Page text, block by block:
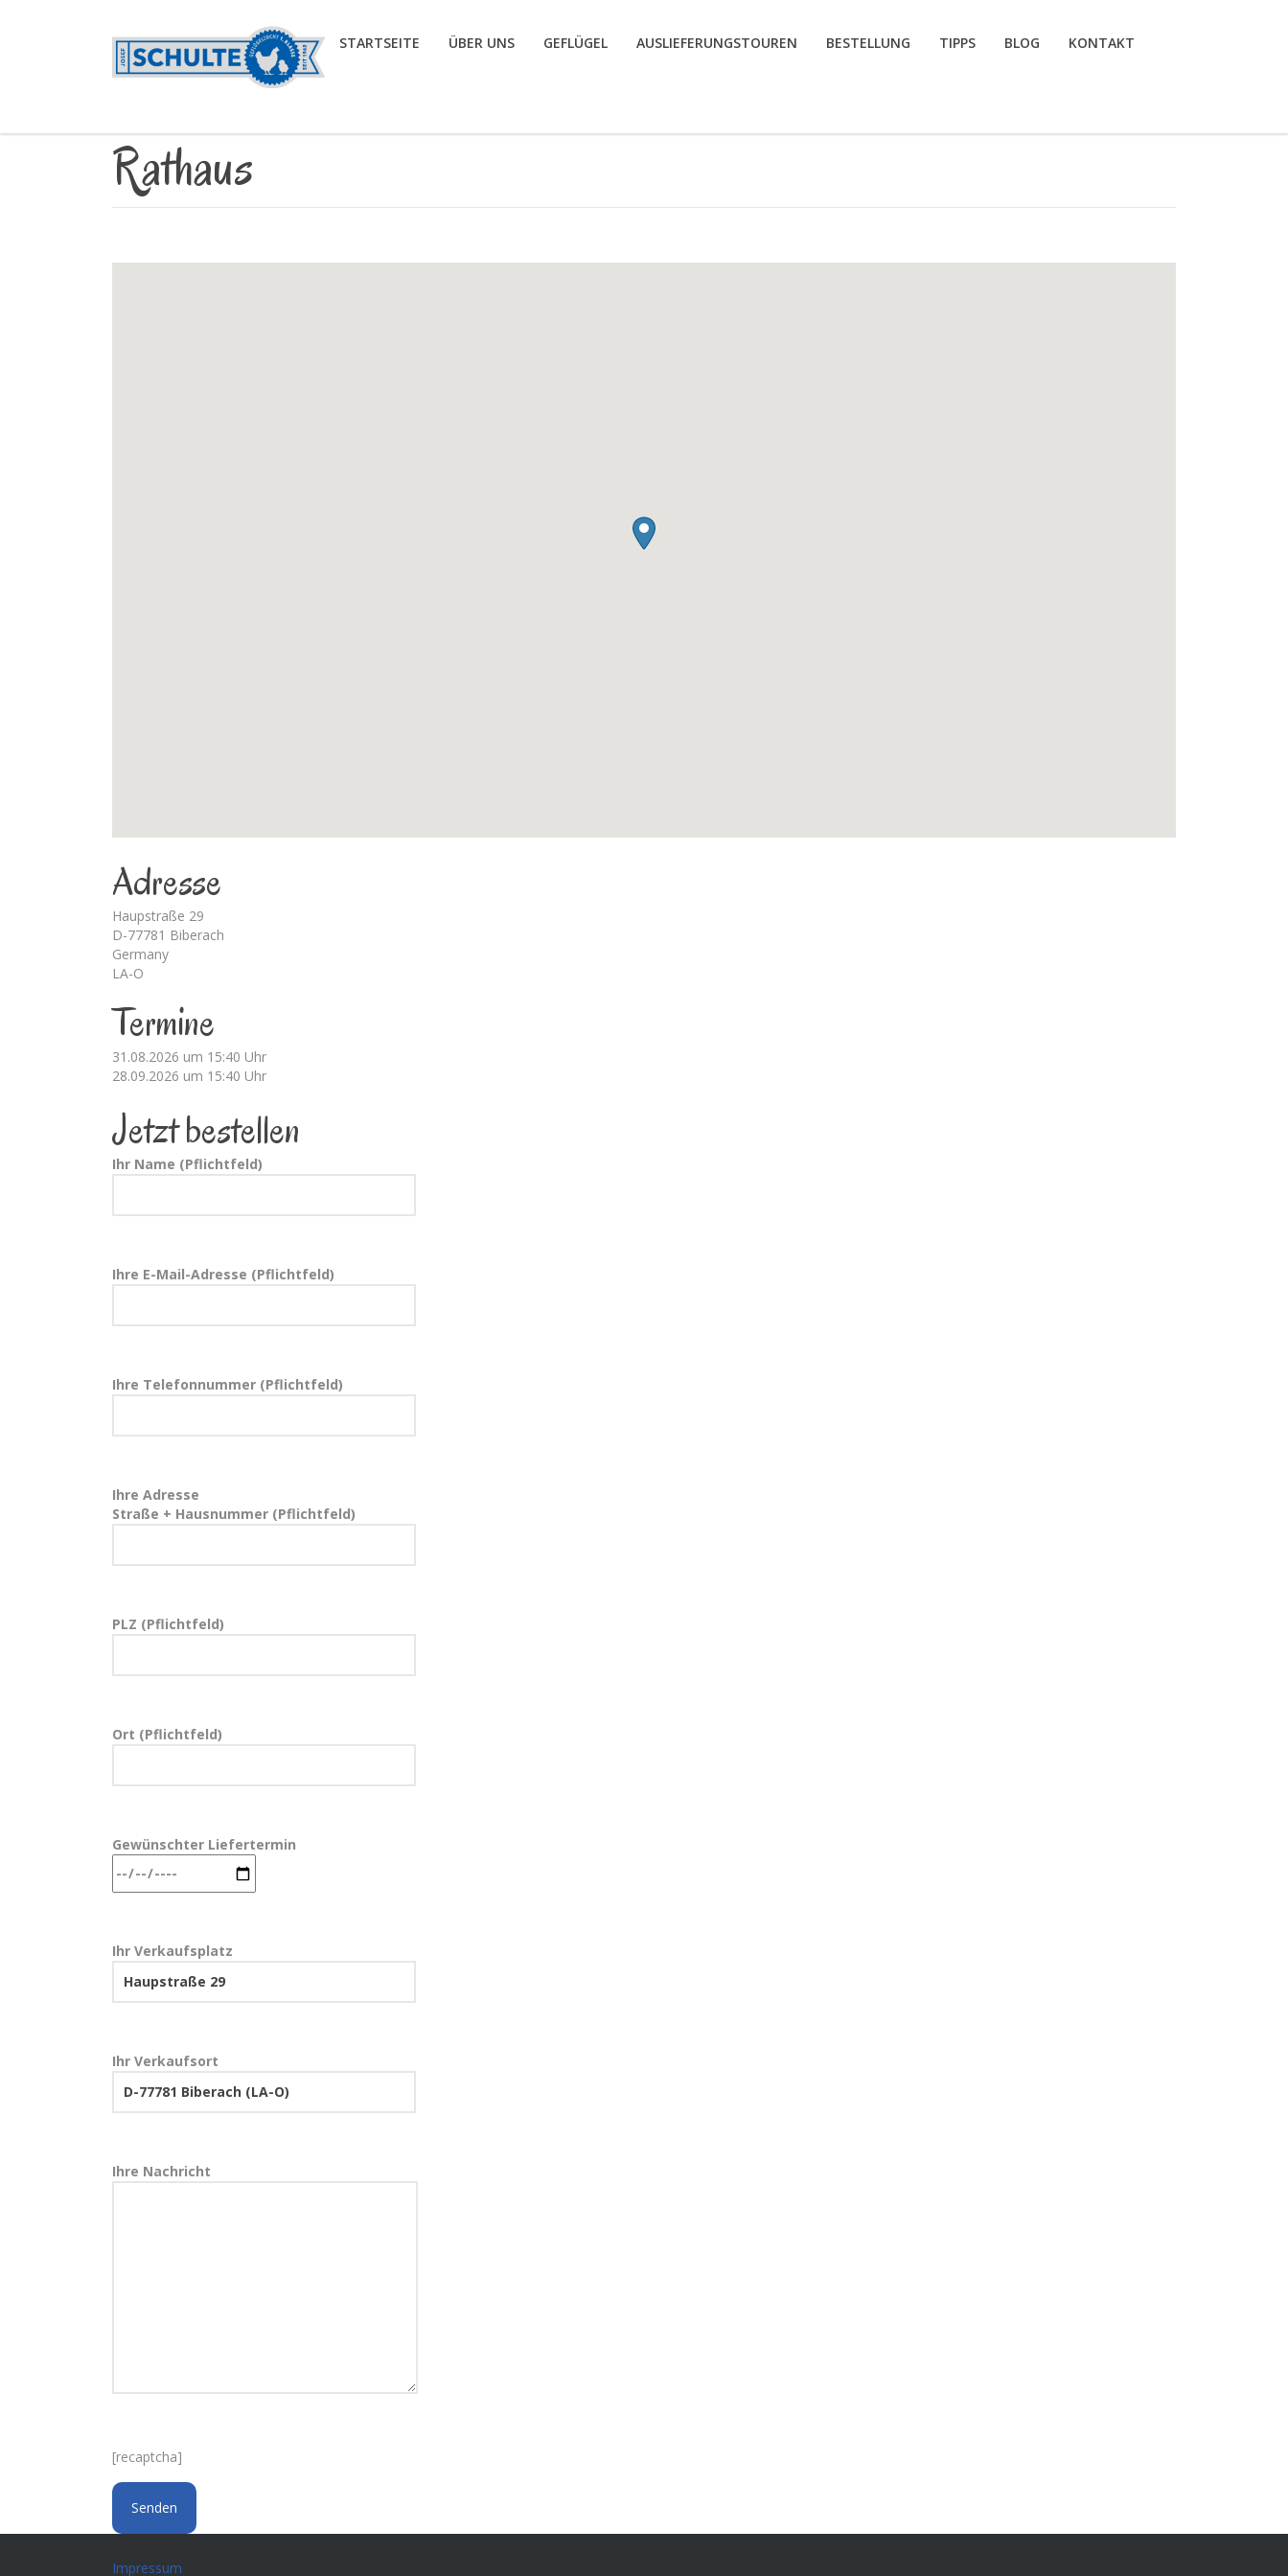
STARTSEITE ÜBER UNS GEFLÜGEL AUSLIEFERUNGSTOUREN BESTELLUNG TIPPS BLOG KONTAKT
Rathaus
Adresse
Haupstraße 29
D-77781 Biberach
Germany
LA-O
Termine
31.08.2026 um 15:40 Uhr
28.09.2026 um 15:40 Uhr
Jetzt bestellen
Ihr Name (Pflichtfeld)
Ihre E-Mail-Adresse (Pflichtfeld)
Ihre Telefonnummer (Pflichtfeld)
Ihre Adresse
Straße + Hausnummer (Pflichtfeld)
PLZ (Pflichtfeld)
Ort (Pflichtfeld)
Gewünschter Liefertermin
Ihr Verkaufsplatz
Ihr Verkaufsort
Ihre Nachricht
[recaptcha]
Impressum